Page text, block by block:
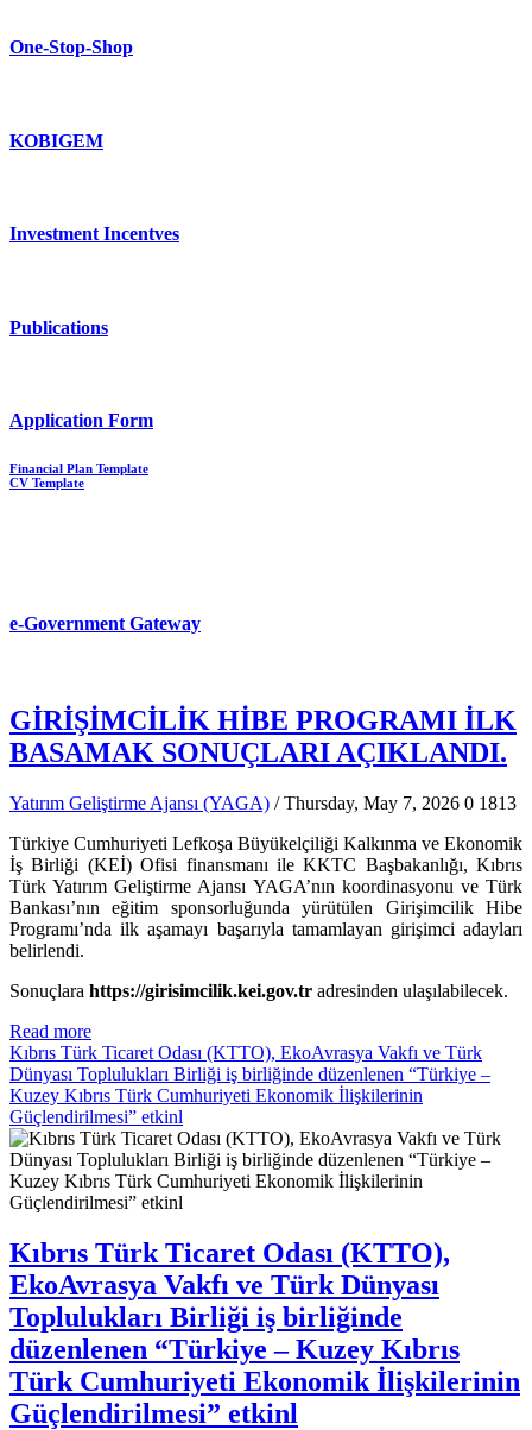
One-Stop-Shop
KOBIGEM
Investment Incentves
Publications
Application Form
Financial Plan Template
CV Template
e-Government Gateway
GİRİŞİMCİLİK HİBE PROGRAMI İLK
BASAMAK SONUÇLARI AÇIKLANDI.
Yatırım Geliştirme Ajansı (YAGA) / Thursday, May 7, 2026 0 1813
Türkiye Cumhuriyeti Lefkoşa Büyükelçiliği Kalkınma ve Ekonomik
İş Birliği (KEİ) Ofisi finansmanı ile KKTC Başbakanlığı, Kıbrıs
Türk Yatırım Geliştirme Ajansı YAGA’nın koordinasyonu ve Türk
Bankası’nın eğitim sponsorluğunda yürütülen Girişimcilik Hibe
Programı’nda ilk aşamayı başarıyla tamamlayan girişimci adayları
belirlendi.
Sonuçlara https://girisimcilik.kei.gov.tr adresinden ulaşılabilecek.
Read more
Kıbrıs Türk Ticaret Odası (KTTO), EkoAvrasya Vakfı ve Türk
Dünyası Toplulukları Birliği iş birliğinde düzenlenen “Türkiye –
Kuzey Kıbrıs Türk Cumhuriyeti Ekonomik İlişkilerinin
Güçlendirilmesi” etkinl
Kıbrıs Türk Ticaret Odası (KTTO),
EkoAvrasya Vakfı ve Türk Dünyası
Toplulukları Birliği iş birliğinde
düzenlenen “Türkiye – Kuzey Kıbrıs
Türk Cumhuriyeti Ekonomik İlişkilerinin
Güçlendirilmesi” etkinl